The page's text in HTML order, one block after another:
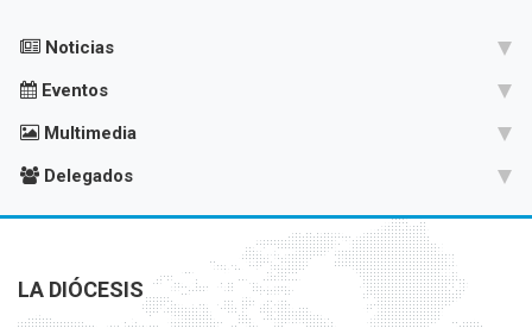
Noticias
Eventos
Multimedia
Delegados
LA DIÓCESIS